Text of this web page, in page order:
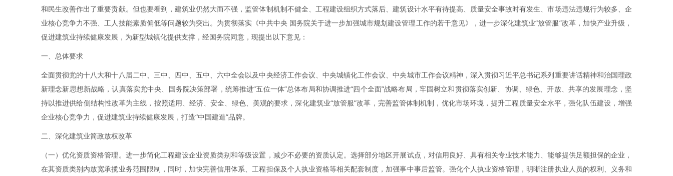
和民生改善作出了重要贡献。但也要看到，建筑业仍然大而不强，监管体制机制不健全、工程建设组织方式落后、建筑设计水平有待提高、质量安全事故时有发生、市场违法违规行为较多、企
业核心竞争力不强、工人技能素质偏低等问题较为突出。为贯彻落实《中共中央 国务院关于进一步加强城市规划建设管理工作的若干意见》，进一步深化建筑业“放管服”改革，加快产业升级，
促进建筑业持续健康发展，为新型城镇化提供支撑，经国务院同意，现提出以下意见：
一、总体要求
全面贯彻党的十八大和十八届二中、三中、四中、五中、六中全会以及中央经济工作会议、中央城镇化工作会议、中央城市工作会议精神，深入贯彻习近平总书记系列重要讲话精神和治国理政
新理念新思想新战略，认真落实党中央、国务院决策部署，统筹推进“五位一体”总体布局和协调推进“四个全面”战略布局，牢固树立和贯彻落实创新、协调、绿色、开放、共享的发展理念，坚
持以推进供给侧结构性改革为主线，按照适用、经济、安全、绿色、美观的要求，深化建筑业“放管服”改革，完善监管体制机制，优化市场环境，提升工程质量安全水平，强化队伍建设，增强
企业核心竞争力，促进建筑业持续健康发展，打造“中国建造”品牌。
二、深化建筑业简政放权改革
（一）优化资质资格管理。进一步简化工程建设企业资质类别和等级设置，减少不必要的资质认定。选择部分地区开展试点，对信用良好、具有相关专业技术能力、能够提供足额担保的企业，
在其资质类别内放宽承揽业务范围限制，同时，加快完善信用体系、工程担保及个人执业资格等相关配套制度，加强事中事后监管。强化个人执业资格管理，明晰注册执业人员的权利、义务和